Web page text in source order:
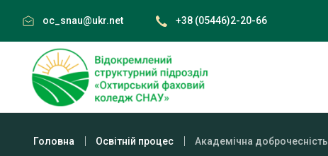
content
oc_snau@ukr.net +38 (05446)2-20-66
Головна Освітній процес Академічна доброчесність